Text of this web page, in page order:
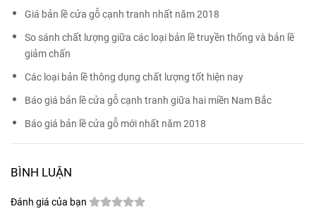
Giá bản lề cửa gỗ cạnh tranh nhất năm 2018
So sánh chất lượng giữa các loại bản lề truyền thống và bản lề
giảm chấn
Các loại bản lề thông dụng chất lượng tốt hiện nay
Báo giá bản lề cửa gỗ cạnh tranh giữa hai miền Nam Bắc
Báo giá bản lề cửa gỗ mới nhất năm 2018
BÌNH LUẬN
Đánh giá của bạn